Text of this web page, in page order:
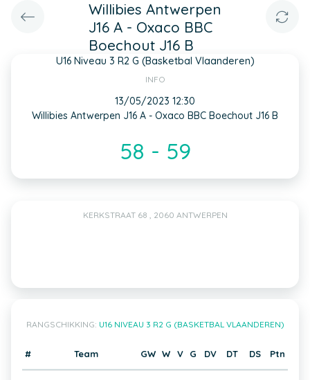
Willibies Antwerpen
J16 A - Oxaco BBC
Boechout J16 B
U16 Niveau 3 R2 G (Basketbal Vlaanderen)
INFO
13/05/2023 12:30
Willibies Antwerpen J16 A - Oxaco BBC Boechout J16 B
58 - 59
KERKSTRAAT 68 , 2060 ANTWERPEN
RANGSCHIKKING: U16 NIVEAU 3 R2 G (BASKETBAL VLAANDEREN)
# Team GW W V G DV DT DS Ptn